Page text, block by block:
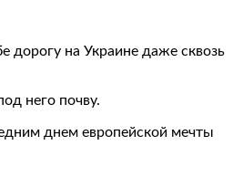
дорогу на Украине даже сквозь
него почву.
днем европейской мечты